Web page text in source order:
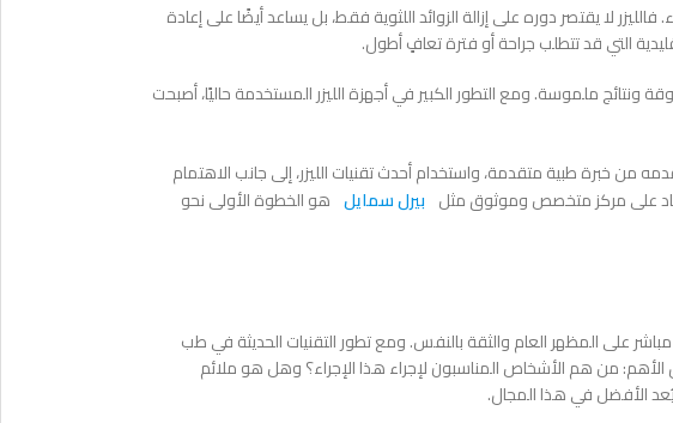
لا يقتصر دوره على إزالة الزوائد اللثوية فقط، بل يساعد أيضًا على إعادة
التي قد تتطلب جراحة أو فترة تعافٍ أطول.
ونتائج ملموسة. ومع التطور الكبير في أجهزة الليزر المستخدمة حاليًا، أصبحت
من خبرة طبية متقدمة، واستخدام أحدث تقنيات الليزر، إلى جانب الاهتمام
على مركز متخصص وموثوق مثل بيرل سمايل هو الخطوة الأولى نحو
على المظهر العام والثقة بالنفس. ومع تطور التقنيات الحديثة في طب
الأهم: من هم الأشخاص المناسبون لإجراء هذا الإجراء؟ وهل هو ملائم
الأفضل في هذا المجال.